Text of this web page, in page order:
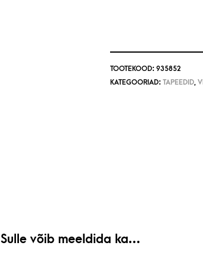
TOOTEKOOD: 935852
KATEGOORIAD: TAPEEDID,
Sulle võib meeldida ka…